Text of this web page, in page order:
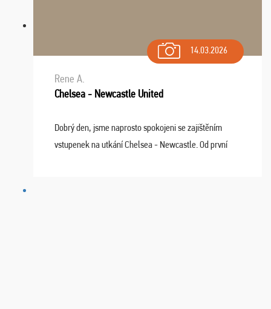
14.03.2026
Rene A.
Chelsea - Newcastle United
Dobrý den, jsme naprosto spokojeni se zajištěním
vstupenek na utkání Chelsea - Newcastle. Od první